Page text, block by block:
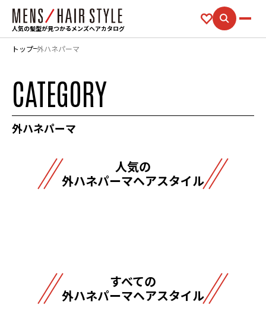
人気の髪型が見つかるメンズヘアカタログ
トップ 外ハネパーマ
CATEGORY
外ハネパーマ
人気の
外ハネパーマヘアスタイル
すべての
外ハネパーマヘアスタイル